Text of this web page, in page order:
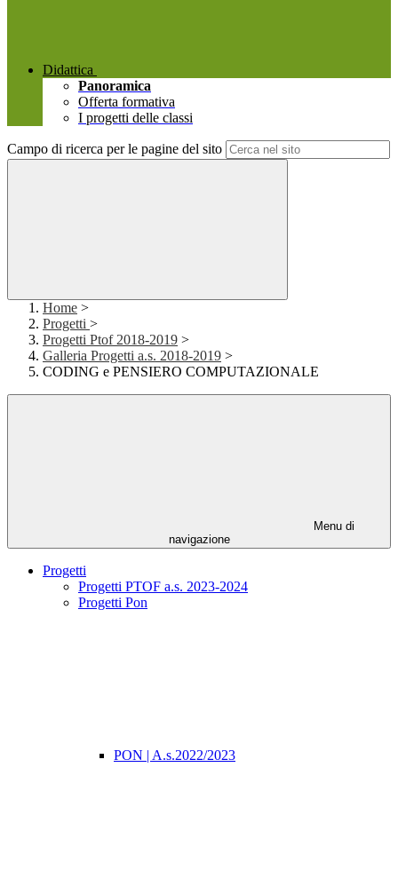
Didattica
Panoramica
Offerta formativa
I progetti delle classi
Campo di ricerca per le pagine del sito
Home >
Progetti >
Progetti Ptof 2018-2019 >
Galleria Progetti a.s. 2018-2019 >
CODING e PENSIERO COMPUTAZIONALE
Menu di
navigazione
Progetti
Progetti PTOF a.s. 2023-2024
Progetti Pon
PON | A.s.2022/2023